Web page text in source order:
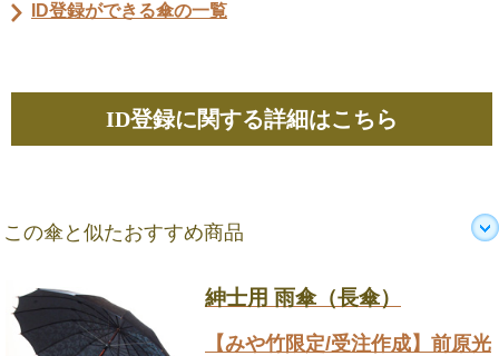
ID登録ができる傘の一覧
ID登録に関する詳細はこちら
この傘と似たおすすめ商品
紳士用 雨傘（長傘）
【みや竹限定/受注作成】前原光